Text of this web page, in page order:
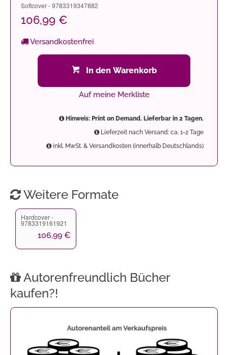
Softcover - 9783319347882
106,99 €
Versandkostenfrei
In den Warenkorb
Auf meine Merkliste
Hinweis: Print on Demand. Lieferbar in 2 Tagen.
Lieferzeit nach Versand: ca. 1-2 Tage
inkl. MwSt. & Versandkosten (innerhalb Deutschlands)
Weitere Formate
Hardcover -
9783319161921
106,99 €
Autorenfreundlich Bücher
kaufen?!